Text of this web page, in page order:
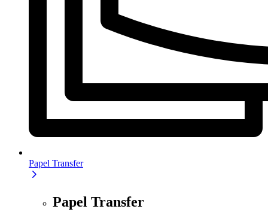
Papel Transfer
Papel Transfer